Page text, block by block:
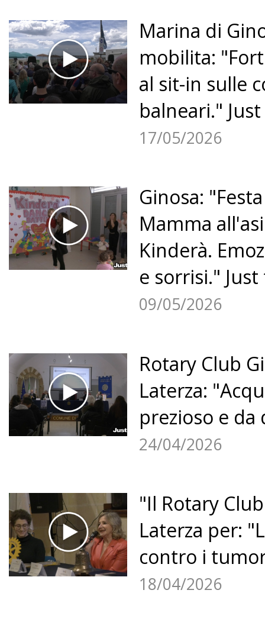
Marina di
mobilita:
al sit-in sulle
balneari."
17/05/2026
Ginosa:
Mamma
Kinderà.
e sorrisi." Just
09/05/2026
Rotary Club
Laterza:
prezioso e
24/04/2026
"Il Rotary
Laterza per:
contro i
18/04/2026